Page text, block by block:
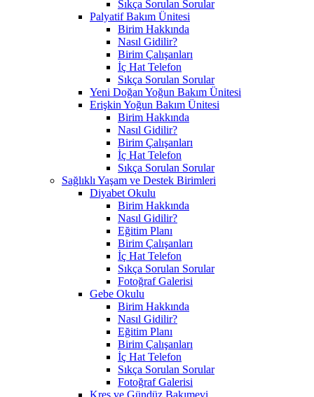
Sıkça Sorulan Sorular
Palyatif Bakım Ünitesi
Birim Hakkında
Nasıl Gidilir?
Birim Çalışanları
İç Hat Telefon
Sıkça Sorulan Sorular
Yeni Doğan Yoğun Bakım Ünitesi
Erişkin Yoğun Bakım Ünitesi
Birim Hakkında
Nasıl Gidilir?
Birim Çalışanları
İç Hat Telefon
Sıkça Sorulan Sorular
Sağlıklı Yaşam ve Destek Birimleri
Diyabet Okulu
Birim Hakkında
Nasıl Gidilir?
Eğitim Planı
Birim Çalışanları
İç Hat Telefon
Sıkça Sorulan Sorular
Fotoğraf Galerisi
Gebe Okulu
Birim Hakkında
Nasıl Gidilir?
Eğitim Planı
Birim Çalışanları
İç Hat Telefon
Sıkça Sorulan Sorular
Fotoğraf Galerisi
Kreş ve Gündüz Bakımevi